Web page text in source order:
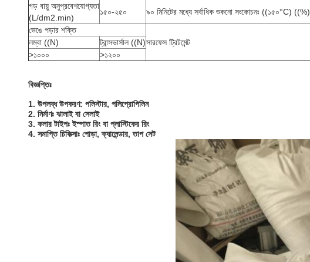
গড় বায়ু অনুপ্রবেশযোগ্যতা
(L/dm2.min)
১৫০-২৫০ ৯০ মিনিটের মধ্যে সর্বাধিক শুকনো সংকোচনঃ ((১৫০°C) ((%)
ভেঙে পড়ার শক্তি
সারফেস ট্রিটমেন্ট
লম্বা ((N)
ট্রান্সভার্সাল ((N)
>১০০০
>১২০০
বিজ্ঞপ্তিঃ
1. উপলব্ধ উপকরণ: পলিস্টার, পলিপ্রোপিলিন
2. নির্মাণঃ ঝালাই বা সেলাই
3. কলার টাইপঃ ইস্পাত রিং বা প্লাস্টিকের রিং
4. সমাপ্তি চিকিত্সাঃ পোড়া, ক্যালেন্ডার, তাপ সেট